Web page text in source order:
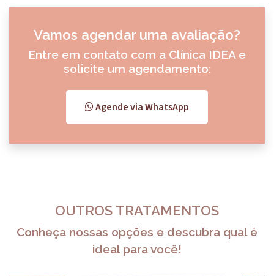
Vamos agendar uma avaliação?
Entre em contato com a Clínica IDEA e
solicite um agendamento:
Agende via WhatsApp
OUTROS TRATAMENTOS
Conheça nossas opções e descubra qual é
ideal para você!